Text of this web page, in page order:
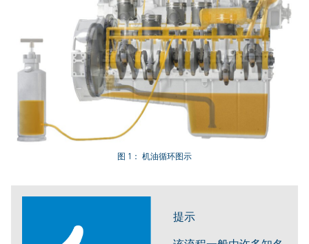
图 1： 机油循环图示
提示